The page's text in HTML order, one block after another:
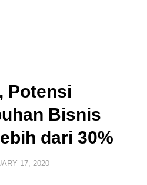
Potensi
Bisnis
dari 30%
17, 2020